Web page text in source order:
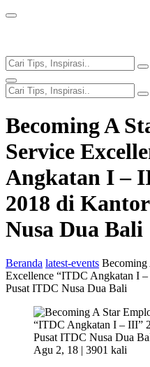
Becoming A
Service
Angkatan I –
2018 di
Nusa Dua Bali
Beranda latest-events Becoming
Excellence “ITDC Angkatan I
Pusat ITDC Nusa Dua Bali
Agu 2, 18 | 3901 kali